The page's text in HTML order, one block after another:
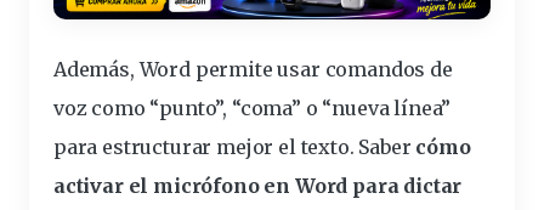
Además, Word permite usar comandos de
voz como “punto”, “coma” o “nueva línea”
para estructurar mejor el texto. Saber cómo
activar el micrófono en Word para dictar